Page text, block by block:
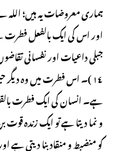
ہماری معروضات یہ ہیں؛ اللہ
اور اس کی ایک بالفعل
جبلی داعیات اور نفسانی
١٤ )۔ اس فطرت میں وہ
ہے۔ انسان کی ایک فطرت
و نما دیتا ہے تو ایک زندہ
کو منضبط و منقاد بنا دیتی ہے